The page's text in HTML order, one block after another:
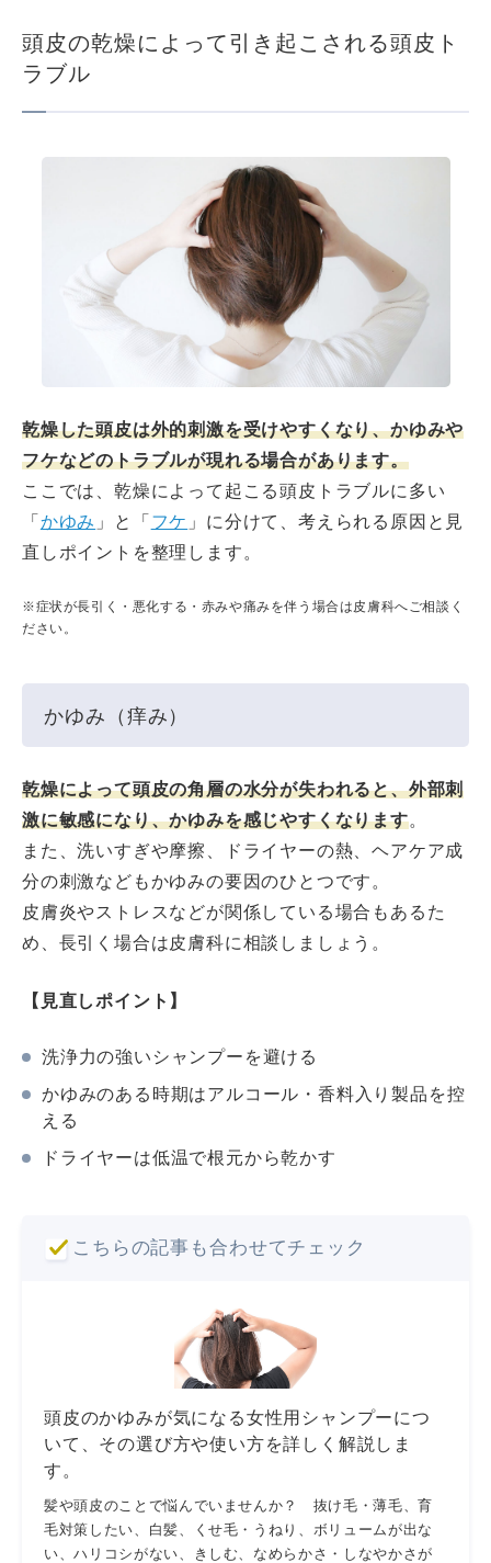
頭皮の乾燥によって引き起こされる頭皮ト
ラブル
乾燥した頭皮は外的刺激を受けやすくなり、かゆみや
フケなどのトラブルが現れる場合があります。
ここでは、乾燥によって起こる頭皮トラブルに多い
「 かゆみ 」と「 フケ 」に分けて、考えられる原因と見
直しポイントを整理します。
※症状が長引く・悪化する・赤みや痛みを伴う場合は皮膚科へご相談く
ださい。
かゆみ（痒み）
乾燥によって頭皮の角層の水分が失われると、外部刺
激に敏感になり、かゆみを感じやすくなります。
また、洗いすぎや摩擦、ドライヤーの熱、ヘアケア成
分の刺激などもかゆみの要因のひとつです。
皮膚炎やストレスなどが関係している場合もあるた
め、長引く場合は皮膚科に相談しましょう。
【見直しポイント】
洗浄力の強いシャンプーを避ける
かゆみのある時期はアルコール・香料入り製品を控
える
ドライヤーは低温で根元から乾かす
こちらの記事も合わせてチェック
頭皮のかゆみが気になる女性用シャンプーにつ
いて、その選び方や使い方を詳しく解説しま
す。
髪や頭皮のことで悩んでいませんか？ 抜け毛・薄毛、育
毛対策したい、白髪、くせ毛・うねり、ボリュームが出な
い、ハリコシがない、きしむ、なめらかさ・しなやかさが